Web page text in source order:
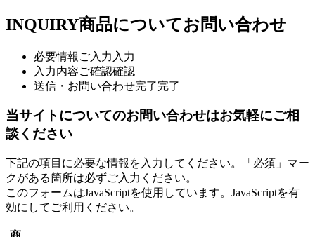
INQUIRY商品についてお問い合わせ
必要情報ご入力 入力
入力内容ご確認確認
送信・お問い合わせ完了完了
当サイトについてのお問い合わせはお気軽にご相
談ください
下記の項目に必要な情報を入力してください。「必須」マー
クがある箇所は必ずご入力ください。
このフォームはJavaScriptを使用しています。JavaScriptを有
効にしてご利用ください。